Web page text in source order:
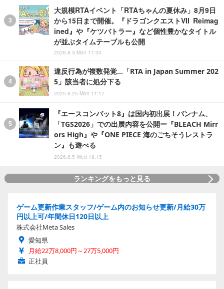
大規模RTAイベント「RTAちゃんの夏休み」8月9日
から15日まで開催。『ドラゴンクエストVII Reimag
ined』や『ケツバトラー』など個性豊かなタイトル
が並ぶタイムテーブルも公開
2026.8.3 Mon 11:00
違反行為が複数発覚…「RTA in Japan Summer 202
5」該当者に処分下る
2025.8.25 Mon 11:17
『エースコンバット8』は国内初出展！バンナム、
「TGS2026」での出展内容を公開ー『BLEACH Mirr
ors High』や『ONE PIECE 海のごちそうレストラ
ン』も遊べる
2026.8.5 Wed 19:15
ランキングをもっと見る
ゲーム更新作業スタッフ/ゲーム内のお知らせ更新/月給30万
円以上可/年間休日120日以上
株式会社Meta Sales
愛知県
月給22万8,000円～27万5,000円
正社員